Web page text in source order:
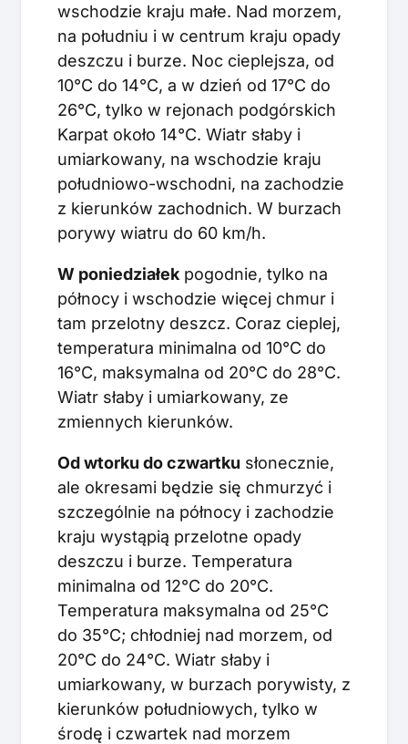
wschodzie kraju małe. Nad morzem,
na południu i w centrum kraju opady
deszczu i burze. Noc cieplejsza, od
10°C do 14°C, a w dzień od 17°C do
26°C, tylko w rejonach podgórskich
Karpat około 14°C. Wiatr słaby i
umiarkowany, na wschodzie kraju
południowo-wschodni, na zachodzie
z kierunków zachodnich. W burzach
porywy wiatru do 60 km/h.
W poniedziałek pogodnie, tylko na
północy i wschodzie więcej chmur i
tam przelotny deszcz. Coraz cieplej,
temperatura minimalna od 10°C do
16°C, maksymalna od 20°C do 28°C.
Wiatr słaby i umiarkowany, ze
zmiennych kierunków.
Od wtorku do czwartku słonecznie,
ale okresami będzie się chmurzyć i
szczególnie na północy i zachodzie
kraju wystąpią przelotne opady
deszczu i burze. Temperatura
minimalna od 12°C do 20°C.
Temperatura maksymalna od 25°C
do 35°C; chłodniej nad morzem, od
20°C do 24°C. Wiatr słaby i
umiarkowany, w burzach porywisty, z
kierunków południowych, tylko w
środę i czwartek nad morzem